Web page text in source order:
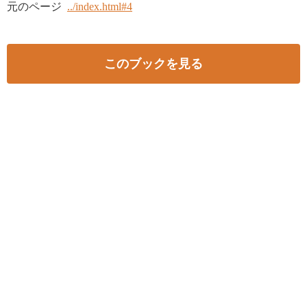
元のページ ../index.html#4
このブックを見る